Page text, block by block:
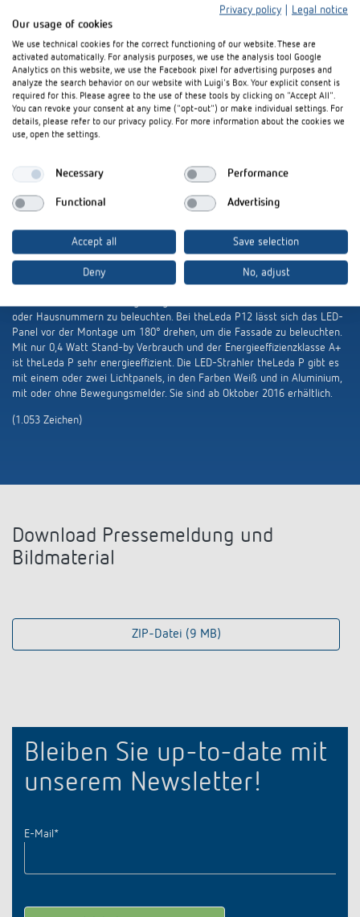
ohne Bewegungsmelder
(4.466 Zeichen ohne Überschrift)
Kurzfassung
Die neuen LED-Strahler theLeda P von Theben verfügen über ein in
dieser Fülle derzeit einzigartiges Leistungsspektrum: Orientierungslicht,
Dämmerungsfunktion, selbstlernende Nachtabschaltung und vieles mehr.
kombinierbar sind. Durch die besondere Bauform der LED-Panels strahlt
theLeda P auch seitliches Licht ab und erhellt die nähere Umgebung an
der Wand. Das ergibt einen weitaus freundlicheren Eindruck im Vergleich
zu herkömmlichen, gerichteten Strahlern. Die dreh- und schwenkbaren
oder Hausnummern zu beleuchten. Bei theLeda P12 lässt sich das LED-
Panel vor der Montage um 180° drehen, um die Fassade zu beleuchten.
Mit nur 0,4 Watt Stand-by Verbrauch und der Energieeffizienzklasse A+
ist theLeda P sehr energieeffizient. Die LED-Strahler theLeda P gibt es
mit einem oder zwei Lichtpanels, in den Farben Weiß und in Aluminium,
mit oder ohne Bewegungsmelder. Sie sind ab Oktober 2016 erhältlich.
(1.053 Zeichen)
Download Pressemeldung und
Bildmaterial
ZIP-Datei (9 MB)
Bleiben Sie up-to-date mit
unserem Newsletter!
E-Mail *
Privacy policy
Legal notice
Our usage of cookies
We use technical cookies for the correct functioning of our website. These are
activated automatically. For analysis purposes, we use the analysis tool Google
Analytics on this website, we use the Facebook pixel for advertising purposes and
analyze the search behavior on our website with Luigi's Box. Your explicit consent is
required for this. Please agree to the use of these tools by clicking on "Accept All".
You can revoke your consent at any time ("opt-out") or make individual settings. For
details, please refer to our privacy policy. For more information about the cookies we
use, open the settings.
Necessary Performance
Functional Advertising
Accept all Save selection
Deny No, adjust